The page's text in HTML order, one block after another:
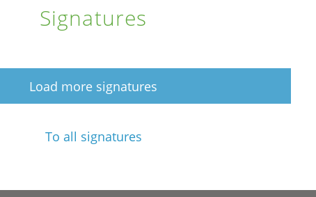
Signatures
Load more signatures
To all signatures